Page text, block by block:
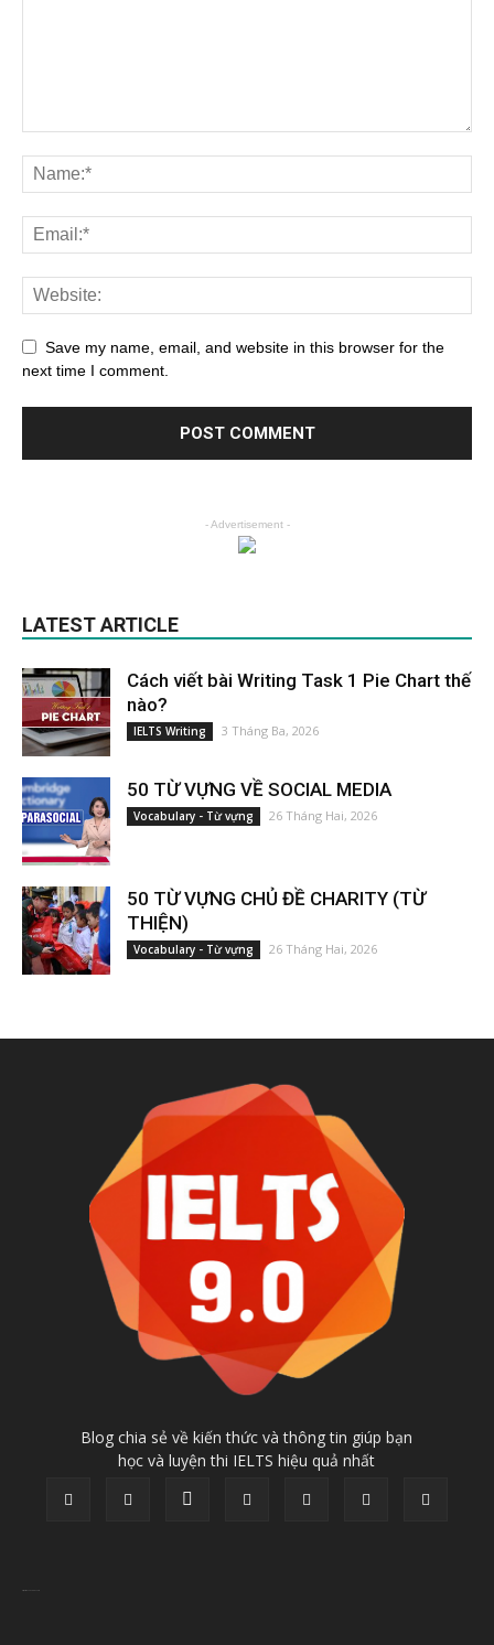
Save my name, email, and website in this browser for the
next time I comment.
- Advertisement -
LATEST ARTICLE
Cách viết bài Writing Task 1 Pie Chart thế
nào?
IELTS Writing 3 Tháng Ba, 2026
50 TỪ VỰNG VỀ SOCIAL MEDIA
Vocabulary - Từ vựng 26 Tháng Hai, 2026
50 TỪ VỰNG CHỦ ĐỀ CHARITY (TỪ
THIỆN)
Vocabulary - Từ vựng 26 Tháng Hai, 2026
Blog chia sẻ về kiến thức và thông tin giúp bạn
học và luyện thi IELTS hiệu quả nhất